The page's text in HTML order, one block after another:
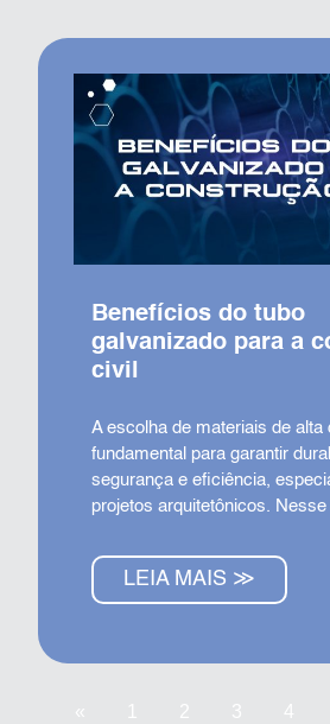
Benefícios do tubo
galvanizado para a
civil
A escolha de materiais de alta
fundamental para garantir
segurança e eficiência,
projetos arquitetônicos. Nesse
LEIA MAIS ≫
« 1 2 3 4